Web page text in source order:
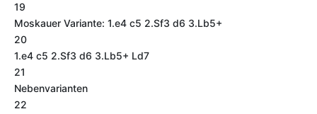
19
Moskauer Variante: 1.e4 c5 2.Sf3 d6 3.Lb5+
20
1.e4 c5 2.Sf3 d6 3.Lb5+ Ld7
21
Nebenvarianten
22